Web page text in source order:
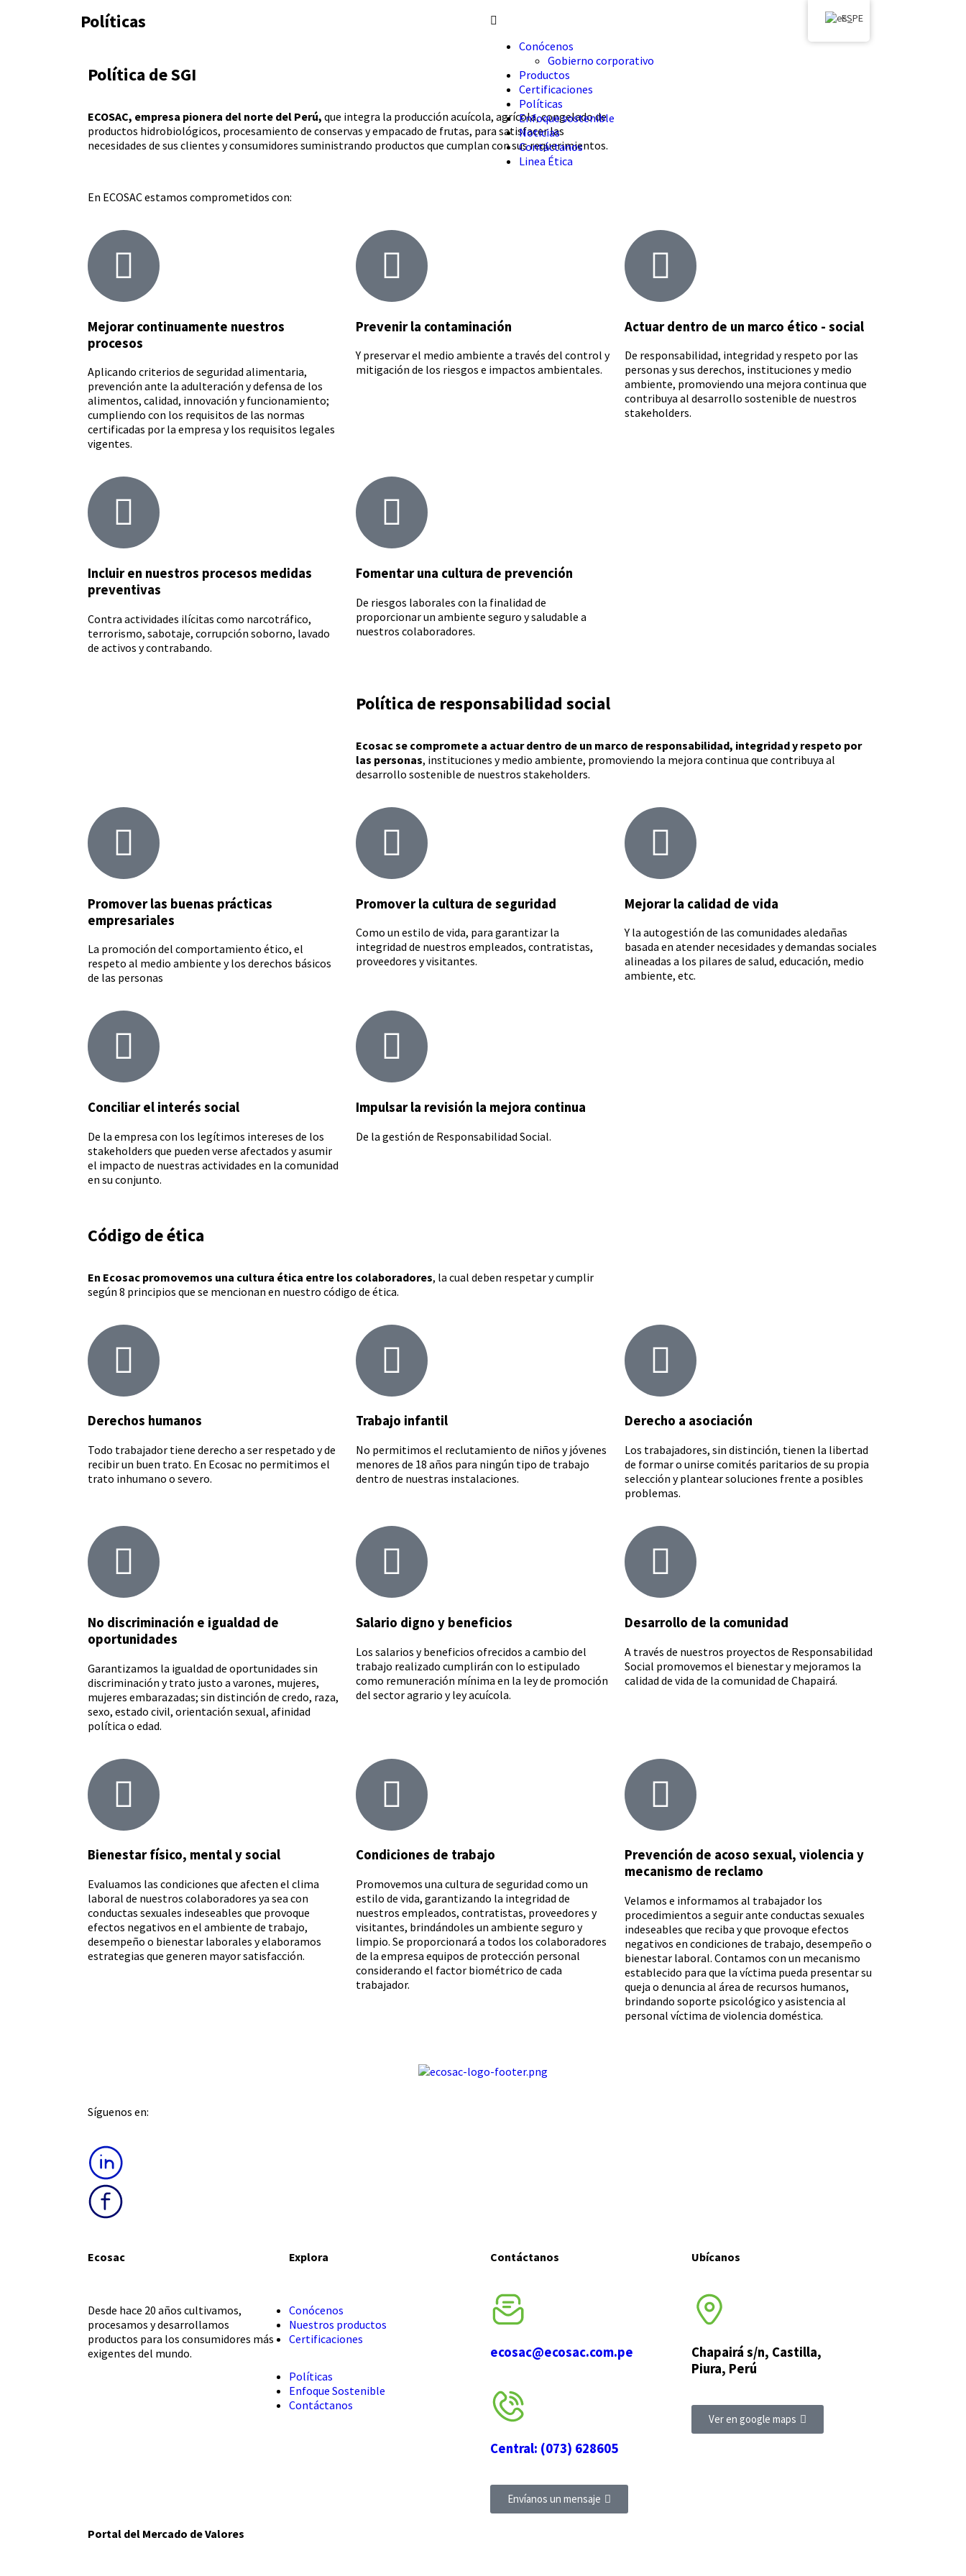
Conócenos
Gobierno corporativo
Productos
Certificaciones
Políticas
Enfoque sostenible
Noticias
Contáctanos
Linea Ética
Políticas
Política de SGI
ECOSAC, empresa pionera del norte del Perú, que integra la producción acuícola, agrícola, congelado de
productos hidrobiológicos, procesamiento de conservas y empacado de frutas, para satisfacer las
necesidades de sus clientes y consumidores suministrando productos que cumplan con sus requerimientos.
En ECOSAC estamos comprometidos con:
Mejorar continuamente nuestros
procesos
Aplicando criterios de seguridad alimentaria,
prevención ante la adulteración y defensa de los
alimentos, calidad, innovación y funcionamiento;
cumpliendo con los requisitos de las normas
certificadas por la empresa y los requisitos legales
vigentes.
Prevenir la contaminación
Y preservar el medio ambiente a través del control y
mitigación de los riesgos e impactos ambientales.
Actuar dentro de un marco ético - social
De responsabilidad, integridad y respeto por las
personas y sus derechos, instituciones y medio
ambiente, promoviendo una mejora continua que
contribuya al desarrollo sostenible de nuestros
stakeholders.
Incluir en nuestros procesos medidas
preventivas
Contra actividades ilícitas como narcotráfico,
terrorismo, sabotaje, corrupción soborno, lavado
de activos y contrabando.
Fomentar una cultura de prevención
De riesgos laborales con la finalidad de
proporcionar un ambiente seguro y saludable a
nuestros colaboradores.
Política de responsabilidad social
Ecosac se compromete a actuar dentro de un marco de responsabilidad, integridad y respeto por
las personas, instituciones y medio ambiente, promoviendo la mejora continua que contribuya al
desarrollo sostenible de nuestros stakeholders.
Promover las buenas prácticas
empresariales
La promoción del comportamiento ético, el
respeto al medio ambiente y los derechos básicos
de las personas
Promover la cultura de seguridad
Como un estilo de vida, para garantizar la
integridad de nuestros empleados, contratistas,
proveedores y visitantes.
Mejorar la calidad de vida
Y la autogestión de las comunidades aledañas
basada en atender necesidades y demandas sociales
alineadas a los pilares de salud, educación, medio
ambiente, etc.
Conciliar el interés social
De la empresa con los legítimos intereses de los
stakeholders que pueden verse afectados y asumir
el impacto de nuestras actividades en la comunidad
en su conjunto.
Impulsar la revisión la mejora continua
De la gestión de Responsabilidad Social.
Código de ética
En Ecosac promovemos una cultura ética entre los colaboradores, la cual deben respetar y cumplir
según 8 principios que se mencionan en nuestro código de ética.
Derechos humanos
Todo trabajador tiene derecho a ser respetado y de
recibir un buen trato. En Ecosac no permitimos el
trato inhumano o severo.
Trabajo infantil
No permitimos el reclutamiento de niños y jóvenes
menores de 18 años para ningún tipo de trabajo
dentro de nuestras instalaciones.
Derecho a asociación
Los trabajadores, sin distinción, tienen la libertad
de formar o unirse comités paritarios de su propia
selección y plantear soluciones frente a posibles
problemas.
No discriminación e igualdad de
oportunidades
Garantizamos la igualdad de oportunidades sin
discriminación y trato justo a varones, mujeres,
mujeres embarazadas; sin distinción de credo, raza,
sexo, estado civil, orientación sexual, afinidad
política o edad.
Salario digno y beneficios
Los salarios y beneficios ofrecidos a cambio del
trabajo realizado cumplirán con lo estipulado
como remuneración mínima en la ley de promoción
del sector agrario y ley acuícola.
Desarrollo de la comunidad
A través de nuestros proyectos de Responsabilidad
Social promovemos el bienestar y mejoramos la
calidad de vida de la comunidad de Chapairá.
Bienestar físico, mental y social
Evaluamos las condiciones que afecten el clima
laboral de nuestros colaboradores ya sea con
conductas sexuales indeseables que provoque
efectos negativos en el ambiente de trabajo,
desempeño o bienestar laborales y elaboramos
estrategias que generen mayor satisfacción.
Condiciones de trabajo
Promovemos una cultura de seguridad como un
estilo de vida, garantizando la integridad de
nuestros empleados, contratistas, proveedores y
visitantes, brindándoles un ambiente seguro y
limpio. Se proporcionará a todos los colaboradores
de la empresa equipos de protección personal
considerando el factor biométrico de cada
trabajador.
Prevención de acoso sexual, violencia y
mecanismo de reclamo
Velamos e informamos al trabajador los
procedimientos a seguir ante conductas sexuales
indeseables que reciba y que provoque efectos
negativos en condiciones de trabajo, desempeño o
bienestar laboral. Contamos con un mecanismo
establecido para que la víctima pueda presentar su
queja o denuncia al área de recursos humanos,
brindando soporte psicológico y asistencia al
personal víctima de violencia doméstica.
Síguenos en:
Ecosac
Desde hace 20 años cultivamos,
procesamos y desarrollamos
productos para los consumidores más
exigentes del mundo.
Explora
Conócenos
Nuestros productos
Certificaciones
Políticas
Enfoque Sostenible
Contáctanos
Contáctanos
ecosac@ecosac.com.pe
Central: (073) 628605
Envíanos un mensaje
Ubícanos
Chapairá s/n, Castilla,
Piura, Perú
Ver en google maps
Portal del Mercado de Valores
ES